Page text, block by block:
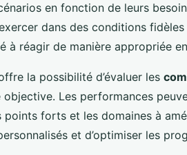
en fonction de leurs
dans des conditions
à réagir de manière appropriée en
la possibilité d’évaluer les
objective. Les performances
points forts et les domaines à
et d’optimiser les